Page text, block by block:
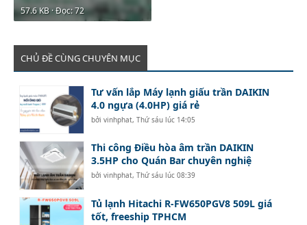
57.6 KB · Đọc: 72
CHỦ ĐỀ CÙNG CHUYÊN MỤC
Tư vấn lắp Máy lạnh giấu trần DAIKIN
4.0 ngựa (4.0HP) giá rẻ
bởivinhphat,Thứ sáu lúc 14:05
Thi công Điều hòa âm trần DAIKIN
3.5HP cho Quán Bar chuyên nghiệ
bởivinhphat,Thứ sáu lúc 08:39
Tủ lạnh Hitachi R-FW650PGV8 509L giá
tốt, freeship TPHCM